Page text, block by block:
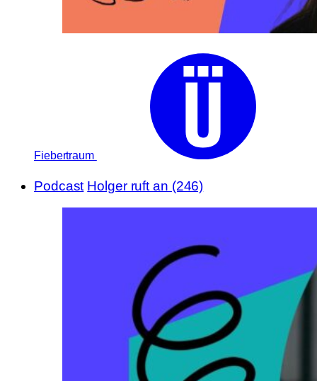
Fiebertraum
Podcast Holger ruft an (246)